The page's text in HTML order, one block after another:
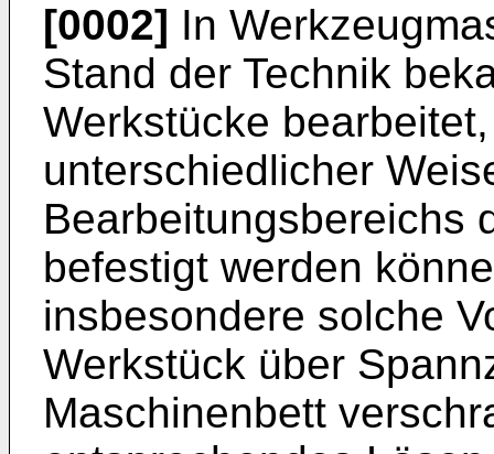
[0002] In
Stand der Technik
Werkstücke
unterschiedlicher
Bearbeitungsbereichs
befestigt werden
insbesondere solche
Werkstück über
Maschinenbett